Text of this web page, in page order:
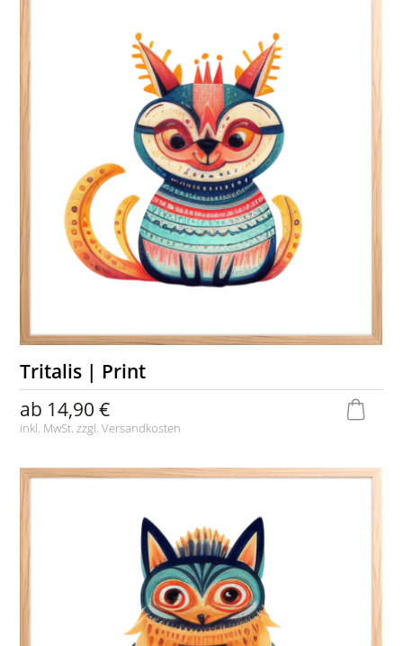
Tritalis | Print
ab 14,90 €
inkl. MwSt. zzgl.Versandkosten